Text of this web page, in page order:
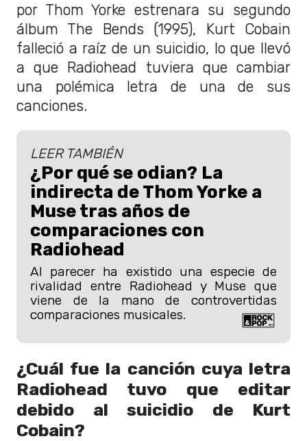
por Thom Yorke estrenara su segundo
álbum The Bends (1995), Kurt Cobain
falleció a raíz de un suicidio, lo que llevó
a que Radiohead tuviera que cambiar
una polémica letra de una de sus
canciones.
LEER TAMBIÉN
¿Por qué se odian? La
indirecta de Thom Yorke a
Muse tras años de
comparaciones con
Radiohead
Al parecer ha existido una especie de
rivalidad entre Radiohead y Muse que
viene de la mano de controvertidas
comparaciones musicales.
¿Cuál fue la canción cuya letra
Radiohead tuvo que editar
debido al suicidio de Kurt
Cobain?